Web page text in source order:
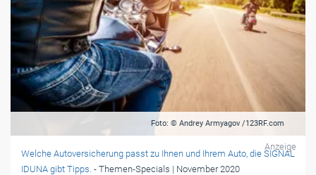
Foto: © Andrey Armyagov /123RF.com
Anzeige
Welche Autoversicherung passt zu Ihnen und Ihrem Auto, die SIGNAL
IDUNA gibt Tipps. - Themen-Specials | November 2020